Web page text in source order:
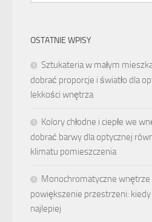
OSTATNIE WPISY
Sztukateria w małym
dobrać proporcje i światło dla
lekkości wnętrza
Kolory chłodne i ciepłe we
dobrać barwy dla optycznej
klimatu pomieszczenia
Monochromatyczne wnętrze
powiększenie przestrzeni: kiedy
najlepiej